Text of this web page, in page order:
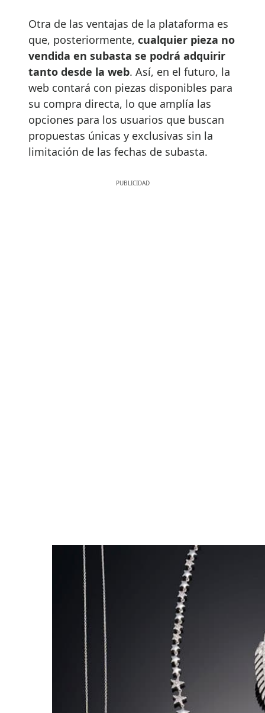
Otra de las ventajas de la plataforma es
que, posteriormente, cualquier pieza no
vendida en subasta se podrá adquirir
tanto desde la web. Así, en el futuro, la
web contará con piezas disponibles para
su compra directa, lo que amplía las
opciones para los usuarios que buscan
propuestas únicas y exclusivas sin la
limitación de las fechas de subasta.